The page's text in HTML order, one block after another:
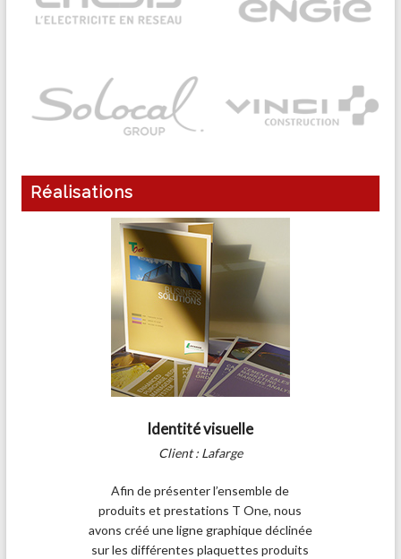
Réalisations
Identité visuelle
Client : Lafarge
Afin de présenter l’ensemble de
produits et prestations T One, nous
avons créé une ligne graphique déclinée
sur les différentes plaquettes produits